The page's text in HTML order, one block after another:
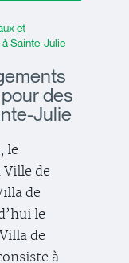
des
Julie
le
Ville de
de
le
de
à